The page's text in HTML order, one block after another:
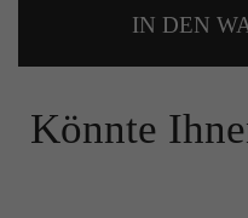
IN DEN
Könnte